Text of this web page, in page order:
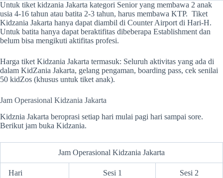
Untuk tiket kidzania Jakarta kategori Senior yang membawa 2 anak
usia 4-16 tahun atau batita 2-3 tahun, harus membawa KTP. Tiket
Kidzania Jakarta hanya dapat diambil di Counter Airport di Hari-H.
Untuk batita hanya dapat beraktifitas dibeberapa Establishment dan
belum bisa mengikuti aktifitas profesi.
Harga tiket Kidzania Jakarta termasuk: Seluruh aktivitas yang ada di
dalam KidZania Jakarta, gelang pengaman, boarding pass, cek senilai
50 kidZos (khusus untuk tiket anak).
Jam Operasional Kidzania Jakarta
Kidznia Jakarta beroprasi setiap hari mulai pagi hari sampai sore.
Berikut jam buka Kidzania.
Jam Operasional Kidzania Jakarta
Hari Sesi 1 Sesi 2